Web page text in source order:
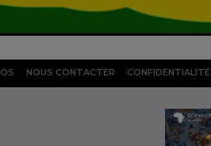
NOUS CONTACTER CONFIDENTIALITÉ